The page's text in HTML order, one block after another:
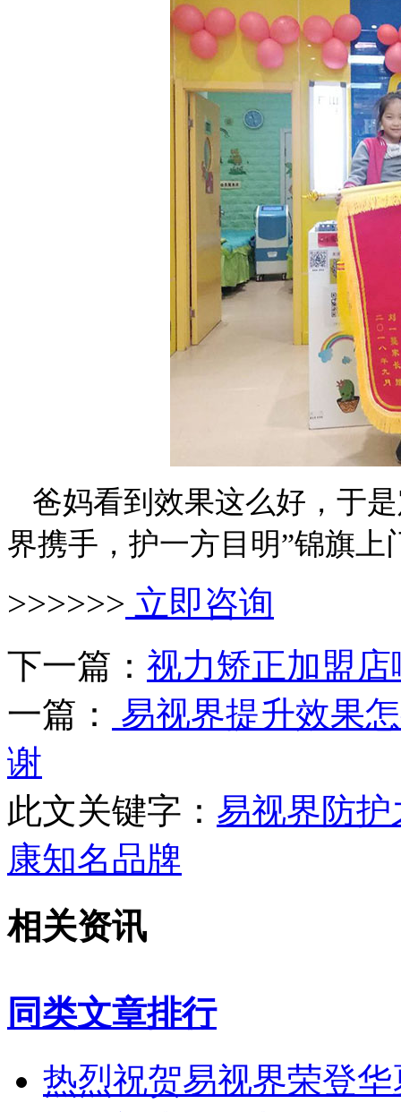
爸妈看到效果这么好，于
界携手，护一方目明”锦旗上
>>>>>> 立即咨询
下一篇： 视力矫正加盟
一篇：
易视界提升效果
谢
此文关键字： 易视界防
康知名品牌
相关资讯
同类文章排行
热烈祝贺易视界荣登